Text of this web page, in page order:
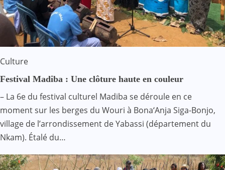
Culture
Festival Madiba : Une clôture haute en couleur
– La 6e du festival culturel Madiba se déroule en ce
moment sur les berges du Wouri à Bona‘Anja Siga-Bonjo,
village de l’arrondissement de Yabassi (département du
Nkam). Étalé du…